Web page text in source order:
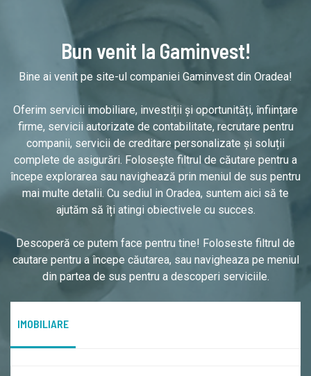
Bun venit la Gaminvest!
Bine ai venit pe site-ul companiei Gaminvest din Oradea!
Oferim servicii imobiliare, investiții și oportunități, înființare
firme, servicii autorizate de contabilitate, recrutare pentru
companii, servicii de creditare personalizate și soluții
complete de asigurări. Folosește filtrul de căutare pentru a
începe explorarea sau navighează prin meniul de sus pentru
mai multe detalii. Cu sediul in Oradea, suntem aici să te
ajutăm să îți atingi obiectivele cu succes.
Descoperă ce putem face pentru tine! Foloseste filtrul de
cautare pentru a începe căutarea, sau navigheaza pe meniul
din partea de sus pentru a descoperi serviciile.
IMOBILIARE